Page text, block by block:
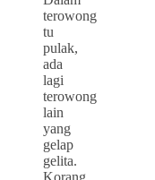
terowong
tu
pulak,
ada
lagi
terowong
lain
yang
gelap
gelita.
Korang